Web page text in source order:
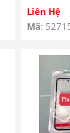
OCA –
Google
Front
Liên Hệ
Mã: